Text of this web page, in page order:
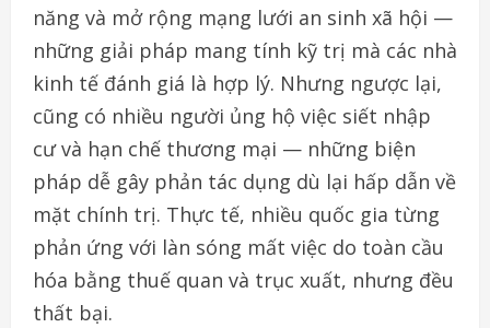
năng và mở rộng mạng lưới an sinh xã hội —
những giải pháp mang tính kỹ trị mà các nhà
kinh tế đánh giá là hợp lý. Nhưng ngược lại,
cũng có nhiều người ủng hộ việc siết nhập
cư và hạn chế thương mại — những biện
pháp dễ gây phản tác dụng dù lại hấp dẫn về
mặt chính trị. Thực tế, nhiều quốc gia từng
phản ứng với làn sóng mất việc do toàn cầu
hóa bằng thuế quan và trục xuất, nhưng đều
thất bại.